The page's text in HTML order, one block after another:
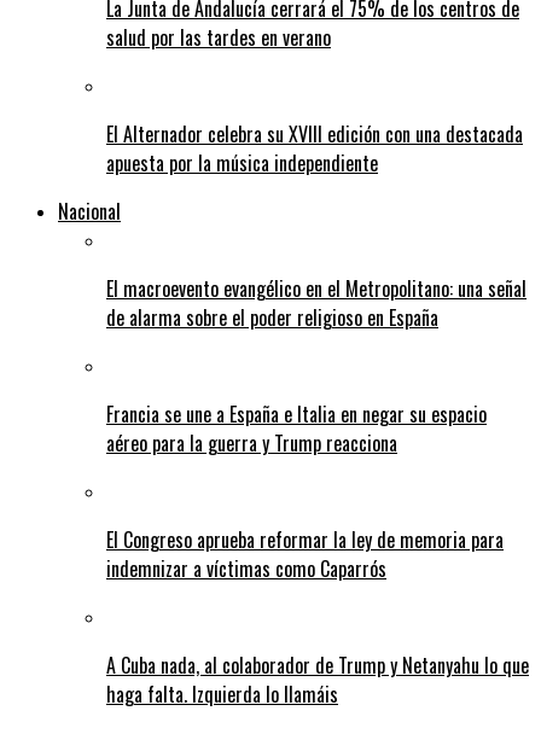
La Junta de Andalucía cerrará el 75% de los centros de
salud por las tardes en verano
El Alternador celebra su XVIII edición con una destacada
apuesta por la música independiente
Nacional
El macroevento evangélico en el Metropolitano: una señal
de alarma sobre el poder religioso en España
Francia se une a España e Italia en negar su espacio
aéreo para la guerra y Trump reacciona
El Congreso aprueba reformar la ley de memoria para
indemnizar a víctimas como Caparrós
A Cuba nada, al colaborador de Trump y Netanyahu lo que
haga falta. Izquierda lo llamáis